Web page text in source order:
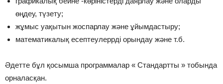
өңдеу, түзету;
жұмыс уақытын жоспарлау және ұйымдастыру;
математикалық есептеулеррді орындау және т.б.
Әдетте бұл қосымша программалар « Стандартты » тобында
орналасқан.